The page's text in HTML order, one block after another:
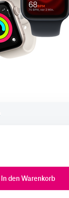
In den Warenkorb